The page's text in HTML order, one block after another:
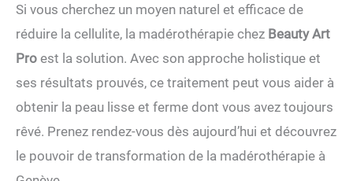
Si vous cherchez un moyen naturel et efficace de
réduire la cellulite, la madérothérapie chez Beauty Art
Pro est la solution. Avec son approche holistique et
ses résultats prouvés, ce traitement peut vous aider à
obtenir la peau lisse et ferme dont vous avez toujours
rêvé. Prenez rendez-vous dès aujourd’hui et découvrez
le pouvoir de transformation de la madérothérapie à